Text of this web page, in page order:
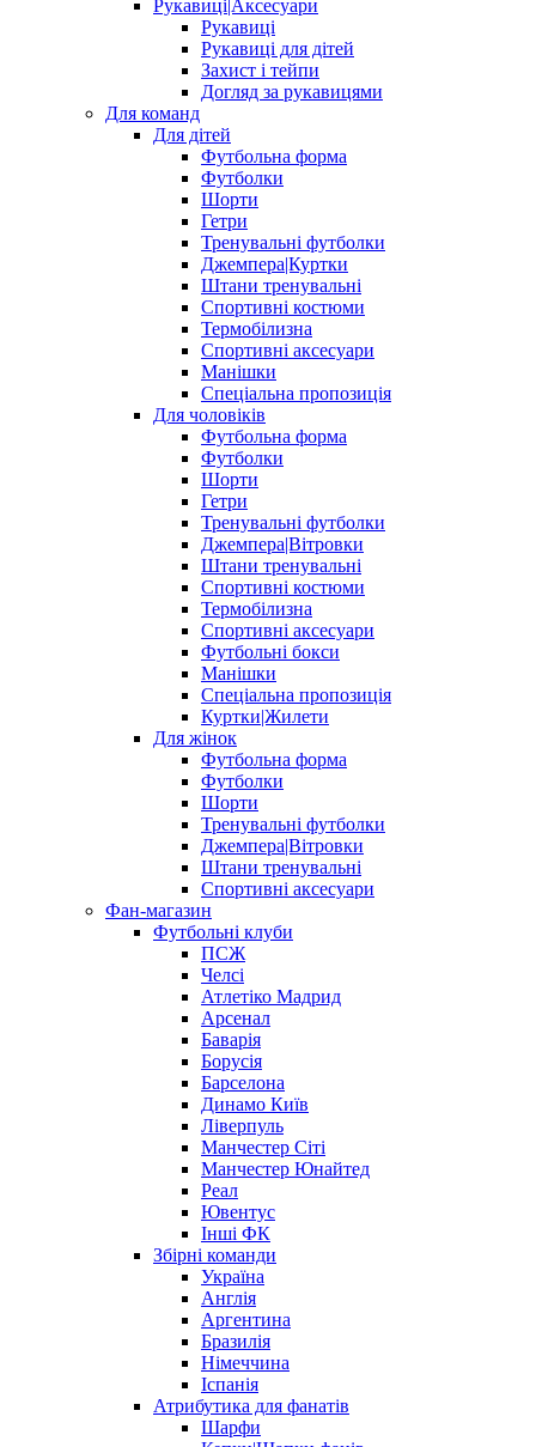
Рукавиці|Аксесуари
Рукавиці
Рукавиці для дітей
Захист і тейпи
Догляд за рукавицями
Для команд
Для дітей
Футбольна форма
Футболки
Шорти
Гетри
Тренувальні футболки
Джемпера|Куртки
Штани тренувальні
Спортивні костюми
Термобілизна
Спортивні аксесуари
Манішки
Спеціальна пропозиція
Для чоловіків
Футбольна форма
Футболки
Шорти
Гетри
Тренувальні футболки
Джемпера|Вітровки
Штани тренувальні
Спортивні костюми
Термобілизна
Спортивні аксесуари
Футбольні бокси
Манішки
Спеціальна пропозиція
Куртки|Жилети
Для жінок
Футбольна форма
Футболки
Шорти
Тренувальні футболки
Джемпера|Вітровки
Штани тренувальні
Спортивні аксесуари
Фан-магазин
Футбольні клуби
ПСЖ
Челсі
Атлетіко Мадрид
Арсенал
Баварія
Борусія
Барселона
Динамо Київ
Ліверпуль
Манчестер Сіті
Манчестер Юнайтед
Реал
Ювентус
Інші ФК
Збірні команди
Україна
Англія
Аргентина
Бразилія
Німеччина
Іспанія
Атрибутика для фанатів
Шарфи